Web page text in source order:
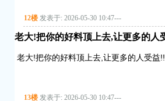
12楼 发表于: 2026-05-30 10:47---
老大!把你的好料顶上去,让更多的人
老大!把你的好料顶上去,让更多的人受益
13楼 发表于: 2026-05-30 10:47---